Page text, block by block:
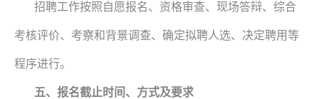
招聘工作按照自愿报名、资格审查、现场答辩、综合
考核评价、考察和背景调查、确定拟聘人选、决定聘用等
程序进行。
五、报名截止时间、方式及要求